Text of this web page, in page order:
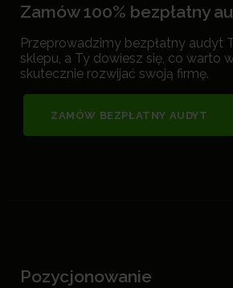
Zamów 100% bezpłatny
Przeprowadzimy bezpłatny audyt
sklepu, a Ty dowiesz się, co warto
skutecznie rozwijać swoją firmę.
ZAMÓW BEZPŁATNY AUDYT
Pozycjonowanie